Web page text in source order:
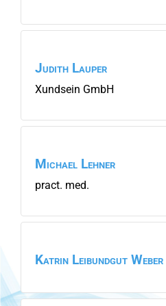
Judith Lauper
Xundsein GmbH
Michael Lehner
pract. med.
Katrin Leibundgut Weber